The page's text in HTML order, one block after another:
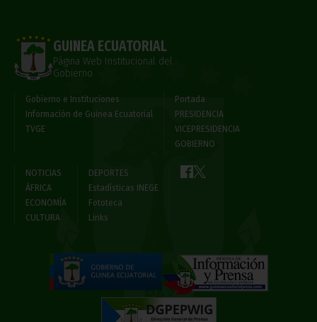
GUINEA ECUATORIAL
Página Web Institucional del
Gobierno
Gobierno e Instituciones
Información de Guinea Ecuatorial
TVGE
Portada
PRESIDENCIA
VICEPRESIDENCIA
GOBIERNO
NOTICIAS
ÁFRICA
ECONOMÍA
CULTURA
DEPORTES
Estadísticas INEGE
Fototeca
Links